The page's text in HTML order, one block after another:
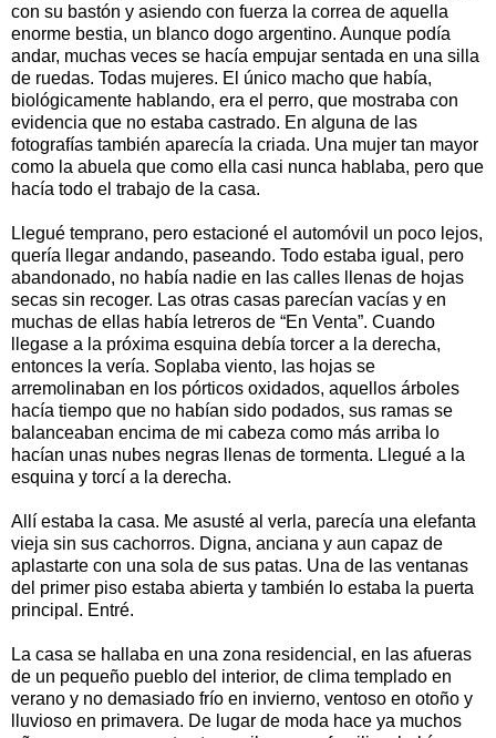
con su bastón y asiendo con fuerza la correa de aquella
enorme bestia, un blanco dogo argentino. Aunque podía
andar, muchas veces se hacía empujar sentada en una silla
de ruedas. Todas mujeres. El único macho que había,
biológicamente hablando, era el perro, que mostraba con
evidencia que no estaba castrado. En alguna de las
fotografías también aparecía la criada. Una mujer tan mayor
como la abuela que como ella casi nunca hablaba, pero que
hacía todo el trabajo de la casa.
Llegué temprano, pero estacioné el automóvil un poco lejos,
quería llegar andando, paseando. Todo estaba igual, pero
abandonado, no había nadie en las calles llenas de hojas
secas sin recoger. Las otras casas parecían vacías y en
muchas de ellas había letreros de “En Venta”. Cuando
llegase a la próxima esquina debía torcer a la derecha,
entonces la vería. Soplaba viento, las hojas se
arremolinaban en los pórticos oxidados, aquellos árboles
hacía tiempo que no habían sido podados, sus ramas se
balanceaban encima de mi cabeza como más arriba lo
hacían unas nubes negras llenas de tormenta. Llegué a la
esquina y torcí a la derecha.
Allí estaba la casa. Me asusté al verla, parecía una elefanta
vieja sin sus cachorros. Digna, anciana y aun capaz de
aplastarte con una sola de sus patas. Una de las ventanas
del primer piso estaba abierta y también lo estaba la puerta
principal. Entré.
La casa se hallaba en una zona residencial, en las afueras
de un pequeño pueblo del interior, de clima templado en
verano y no demasiado frío en invierno, ventoso en otoño y
lluvioso en primavera. De lugar de moda hace ya muchos